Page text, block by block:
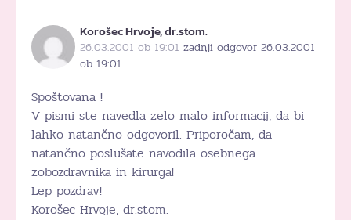
Korošec Hrvoje, dr.stom.
26.03.2001 ob 19:01 zadnji odgovor 26.03.2001
ob 19:01
Spoštovana !
V pismi ste navedla zelo malo informacij, da bi
lahko natančno odgovoril. Priporočam, da
natančno poslušate navodila osebnega
zobozdravnika in kirurga!
Lep pozdrav!
Korošec Hrvoje, dr.stom.